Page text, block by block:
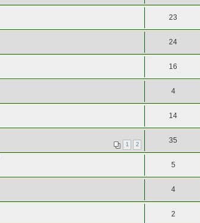
23
24
16
4
14
1 2 35
5
4
2